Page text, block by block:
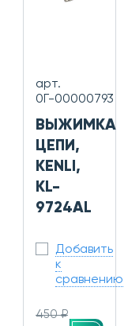
арт.
0Г-00000793
ВЫЖИМКА
ЦЕПИ,
KENLI,
KL-
9724AL
Добавить
к
сравнению
450 ₽